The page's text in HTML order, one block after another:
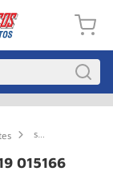
soquete
x1.1/8
Estriado
015166